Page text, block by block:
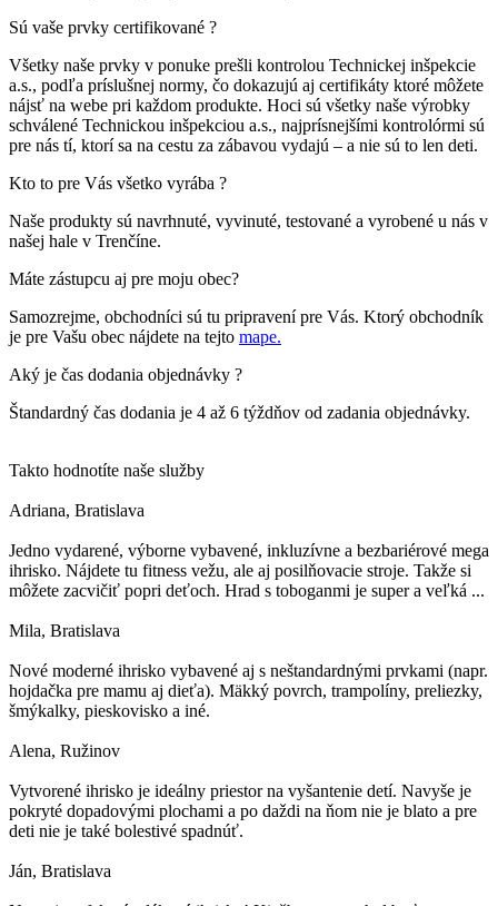
Sú vaše prvky certifikované ?
Všetky naše prvky v ponuke prešli kontrolou Technickej inšpekcie
a.s., podľa príslušnej normy, čo dokazujú aj certifikáty ktoré môžete
nájsť na webe pri každom produkte. Hoci sú všetky naše výrobky
schválené Technickou inšpekciou a.s., najprísnejšími kontrolórmi sú
pre nás tí, ktorí sa na cestu za zábavou vydajú – a nie sú to len deti.
Kto to pre Vás všetko vyrába ?
Naše produkty sú navrhnuté, vyvinuté, testované a vyrobené u nás v
našej hale v Trenčíne.
Máte zástupcu aj pre moju obec?
Samozrejme, obchodníci sú tu pripravení pre Vás. Ktorý obchodník
je pre Vašu obec nájdete na tejto mape.
Aký je čas dodania objednávky ?
Štandardný čas dodania je 4 až 6 týždňov od zadania objednávky.
Takto hodnotíte naše služby
Adriana, Bratislava
Jedno vydarené, výborne vybavené, inkluzívne a bezbariérové mega
ihrisko. Nájdete tu fitness vežu, ale aj posilňovacie stroje. Takže si
môžete zacvičiť popri deťoch. Hrad s toboganmi je super a veľká ...
Mila, Bratislava
Nové moderné ihrisko vybavené aj s neštandardnými prvkami (napr.
hojdačka pre mamu aj dieťa). Mäkký povrch, trampolíny, preliezky,
šmýkalky, pieskovisko a iné.
Alena, Ružinov
Vytvorené ihrisko je ideálny priestor na vyšantenie detí. Navyše je
pokryté dopadovými plochami a po daždi na ňom nie je blato a pre
deti nie je také bolestivé spadnúť.
Ján, Bratislava